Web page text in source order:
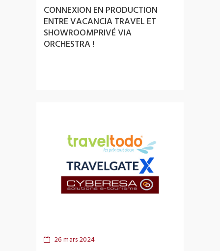
CONNEXION EN PRODUCTION
ENTRE VACANCIA TRAVEL ET
SHOWROOMPRIVÉ VIA
ORCHESTRA !
26 mars 2024